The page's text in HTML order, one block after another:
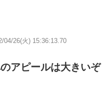
04/26(火) 15:36:13.70
アピールは大きいぞ